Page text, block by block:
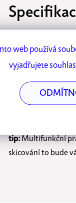
web používá
vyjadřujete
materiál: Hliník –
rozměry:1,78 x 15
vychytávky:Díky
tip:Multifunkční
skicování to bude